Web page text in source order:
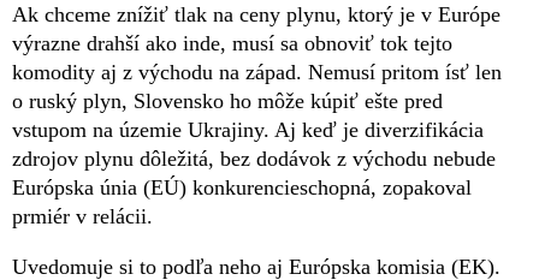
Ak chceme znížiť tlak na ceny plynu, ktorý je v Európe
výrazne drahší ako inde, musí sa obnoviť tok tejto
komodity aj z východu na západ. Nemusí pritom ísť len
o ruský plyn, Slovensko ho môže kúpiť ešte pred
vstupom na územie Ukrajiny. Aj keď je diverzifikácia
zdrojov plynu dôležitá, bez dodávok z východu nebude
Európska únia (EÚ) konkurencieschopná, zopakoval
prmiér v relácii.
Uvedomuje si to podľa neho aj Európska komisia (EK).